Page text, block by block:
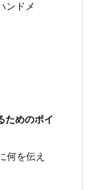
ンドメ
ためのポイ
何を伝え